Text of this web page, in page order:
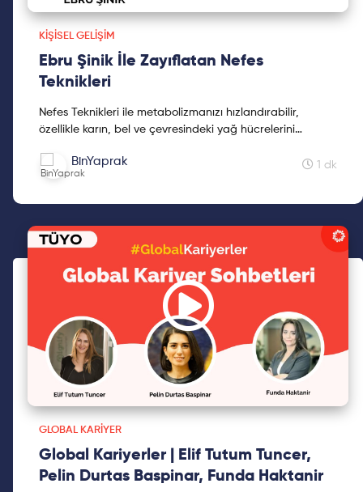
KIŞISEL GELIŞIM
Ebru Şinik İle Zayıflatan Nefes
Teknikleri
Nefes Teknikleri ile metabolizmanızı hızlandırabilir,
özellikle karın, bel ve çevresindeki yağ hücrelerini
BinYaprak 1 dk
GLOBAL KARIYER
Global Kariyerler | Elif Tutum Tuncer,
Pelin Durtas Baspinar, Funda Haktanir